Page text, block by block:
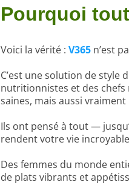
Pourquoi
Voici la vérité : V365 n’est
C’est une solution de style
nutritionnistes et des
saines, mais aussi
Ils ont pensé à tout —
rendent votre vie
Des femmes du monde
de plats vibrants et